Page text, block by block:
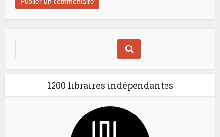
1200 libraires indépendantes